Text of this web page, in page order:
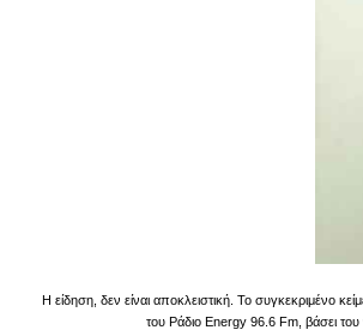
Η είδηση, δεν είναι αποκλειστική. Το συγκεκριμένο
του Ράδιο Energy 96.6 Fm, βάσει